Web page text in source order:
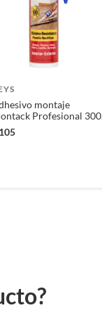
montaje
Profesional 300
105